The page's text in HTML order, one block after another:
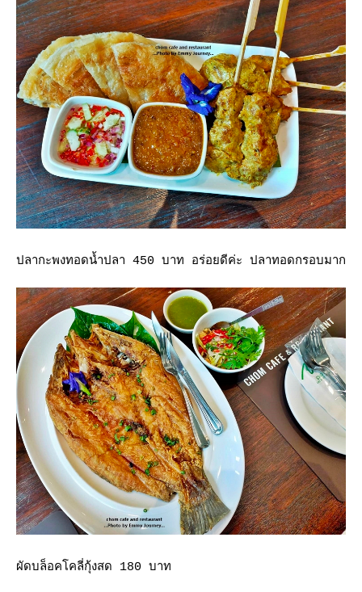
ปลากะพงทอดน้ำปลา 450 บาท อร่อยดีค่ะ ปลาทอดกรอบมาก
ผัดบล็อคโคลี่กุ้งสด 180 บาท